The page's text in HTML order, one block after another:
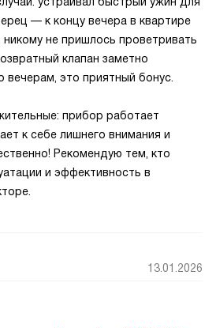
— к концу вечера в квартире
не пришлось проветривать
клапан заметно
вечерам, это приятный бонус.
прибор работает
к себе лишнего внимания и
Рекомендую тем, кто
и эффективность в
13.01.2026